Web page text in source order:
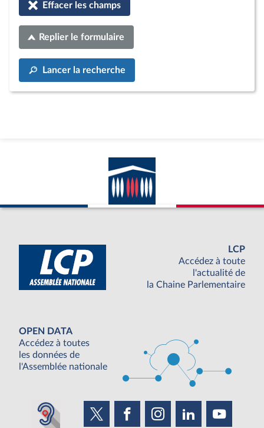
Effacer les champs
Replier le formulaire
Lancer la recherche
LCP
Accédez à toute
l'actualité de
la Chaine Parlementaire
OPEN DATA
Accédez à toutes
les données de
l'Assemblée nationale